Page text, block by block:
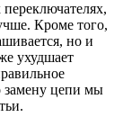
Кроме того,
но и
ухудшает
замену цепи мы